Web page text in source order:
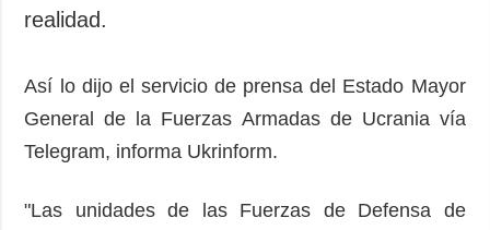
realidad.
Así lo dijo el servicio de prensa del Estado Mayor
General de la Fuerzas Armadas de Ucrania vía
Telegram, informa Ukrinform.
"Las unidades de las Fuerzas de Defensa de